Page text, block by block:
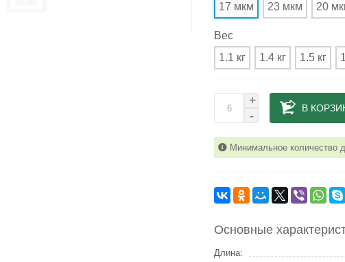
17 мкм
23 мкм 20
Вес
1.1 кг
1.4 кг 1.5 кг
+
-
В
Минимальное количество
Основные
Длина: